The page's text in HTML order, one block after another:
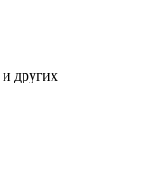
других